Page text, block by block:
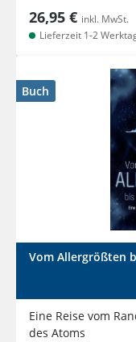
26,95 € inkl. MwSt.
Lieferzeit 1-2
Buch
Vom Allergrößten
Eine Reise vom
des Atoms